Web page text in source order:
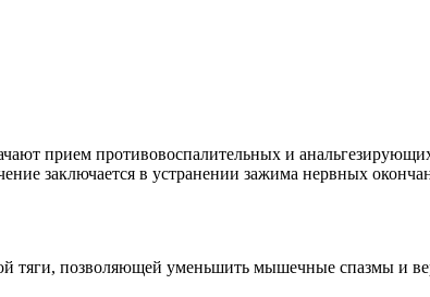
прием противовоспалительных и
заключается в устранении зажима нервных
тяги, позволяющей уменьшить мышечные спазмы и